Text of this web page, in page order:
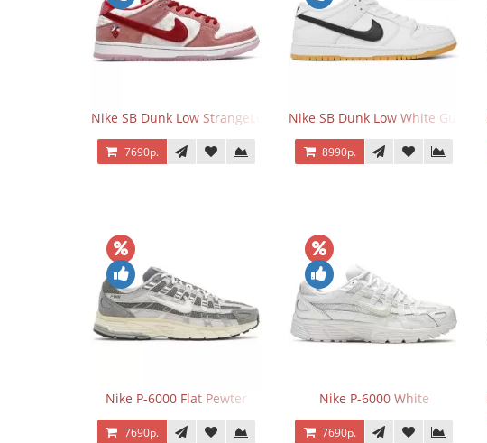
Nike SB Dunk Low StrangeLove Valentine's Day
7690р.
Nike SB Dunk Low White Gum
8990р.
Nike P-6000 Flat Pewter
7690р.
Nike P-6000 White
7690р.